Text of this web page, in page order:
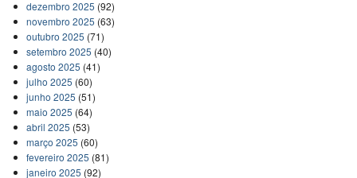
dezembro 2025 (92)
novembro 2025 (63)
outubro 2025 (71)
setembro 2025 (40)
agosto 2025 (41)
julho 2025 (60)
junho 2025 (51)
maio 2025 (64)
abril 2025 (53)
março 2025 (60)
fevereiro 2025 (81)
janeiro 2025 (92)